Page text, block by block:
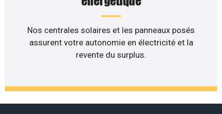
Nos centrales solaires et les panneaux posés
assurent votre autonomie en électricité et la
revente du surplus.